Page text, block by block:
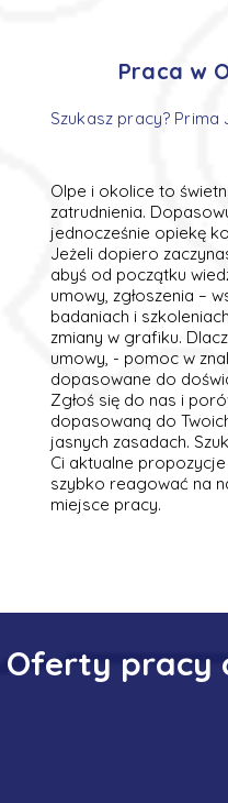
Praca w
Szukasz pracy?
Olpe i okolice to
zatrudnienia.
jednocześnie opiekę
Jeżeli dopiero
abyś od początku
umowy, zgłoszenia –
badaniach i
zmiany w grafiku.
umowy, - pomoc w
dopasowane do
Zgłoś się do nas i
dopasowaną do
jasnych zasadach.
Ci aktualne
szybko reagować na
miejsce pracy.
Oferty pracy